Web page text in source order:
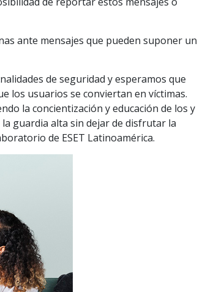
ante mensajes que pueden suponer un
de seguridad y esperamos que
los usuarios se conviertan en víctimas.
la concientización y educación de los y
guardia alta sin dejar de disfrutar la
de ESET Latinoamérica.